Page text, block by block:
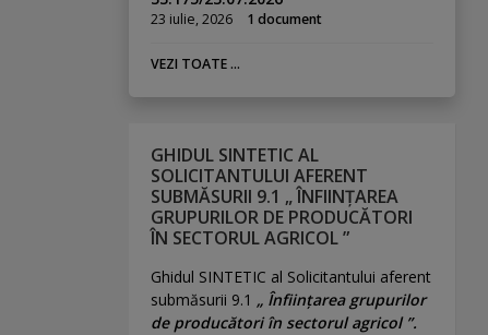
23 iulie, 2026 1 document
VEZI TOATE ...
GHIDUL SINTETIC AL
SOLICITANTULUI AFERENT
SUBMĂSURII 9.1 „ ÎNFIINȚAREA
GRUPURILOR DE PRODUCĂTORI
ÎN SECTORUL AGRICOL ”
Ghidul SINTETIC al Solicitantului aferent
submăsurii 9.1 „ Înființarea grupurilor
de producători în sectorul agricol ”.